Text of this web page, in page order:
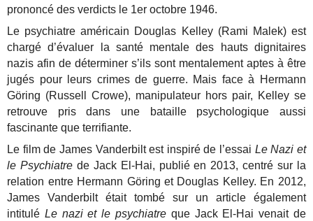
prononcé des verdicts le 1er octobre 1946.
Le psychiatre américain Douglas Kelley (Rami Malek) est
chargé d’évaluer la santé mentale des hauts dignitaires
nazis afin de déterminer s’ils sont mentalement aptes à être
jugés pour leurs crimes de guerre. Mais face à Hermann
Göring (Russell Crowe), manipulateur hors pair, Kelley se
retrouve pris dans une bataille psychologique aussi
fascinante que terrifiante.
Le film de James Vanderbilt est inspiré de l’essai Le Nazi et
le Psychiatre de Jack El-Hai, publié en 2013, centré sur la
relation entre Hermann Göring et Douglas Kelley. En 2012,
James Vanderbilt était tombé sur un article également
intitulé Le nazi et le psychiatre que Jack El-Hai venait de